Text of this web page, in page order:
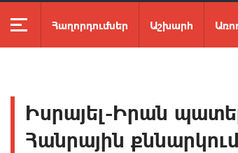
Հաղորդումներ Աշխարհ
Իսրայել-Իրան
Հանրային